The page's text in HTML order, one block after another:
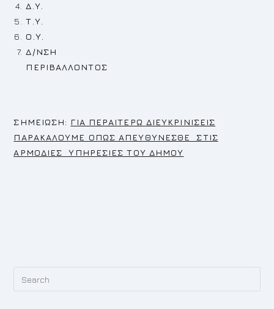
Δ.Υ.
Τ.Υ.
Ο.Υ.
Δ/ΝΣΗ
ΠΕΡΙΒΑΛΛΟΝΤΟΣ
ΣΗΜΕΙΩΣΗ: ΓΙΑ ΠΕΡΑΙΤΕΡΩ ΔΙΕΥΚΡΙΝΙΣΕΙΣ
ΠΑΡΑΚΑΛΟΥΜΕ ΟΠΩΣ ΑΠΕΥΘΥΝΕΣΘΕ ΣΤΙΣ
ΑΡΜΟΔΙΕΣ ΥΠΗΡΕΣΙΕΣ ΤΟΥ ΔΗΜΟΥ